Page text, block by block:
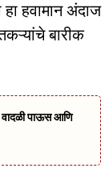
हवामान अंदाज
बारीक
वादळी पाऊस आणि